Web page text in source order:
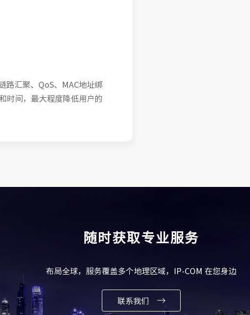
路汇聚、QoS、MAC地址绑
时间，最大程度降低用户的
随时获取专业服务
布局全球，服务覆盖多个地理区域，IP-COM 在您身边
联系我们